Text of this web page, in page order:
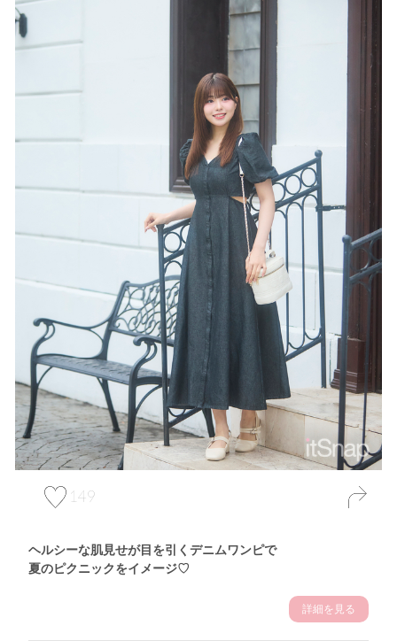
149
ヘルシーな肌見せが目を引くデニムワンピで
夏のピクニックをイメージ♡
詳細を見る